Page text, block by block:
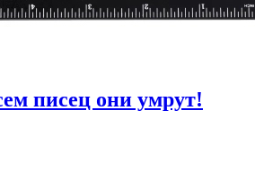
писец они умрут!